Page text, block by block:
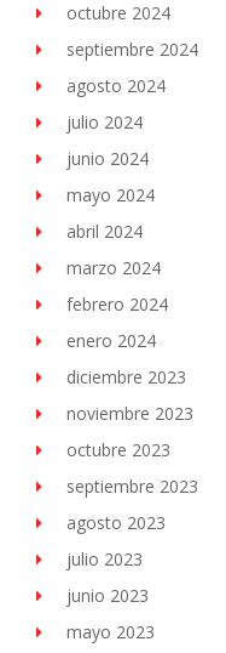
octubre 2024
septiembre 2024
agosto 2024
julio 2024
junio 2024
mayo 2024
abril 2024
marzo 2024
febrero 2024
enero 2024
diciembre 2023
noviembre 2023
octubre 2023
septiembre 2023
agosto 2023
julio 2023
junio 2023
mayo 2023